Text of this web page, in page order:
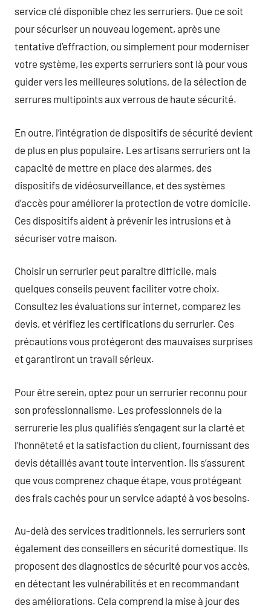
service clé disponible chez les serruriers. Que ce soit
pour sécuriser un nouveau logement, après une
tentative d’effraction, ou simplement pour moderniser
votre système, les experts serruriers sont là pour vous
guider vers les meilleures solutions, de la sélection de
serrures multipoints aux verrous de haute sécurité.
En outre, l’intégration de dispositifs de sécurité devient
de plus en plus populaire. Les artisans serruriers ont la
capacité de mettre en place des alarmes, des
dispositifs de vidéosurveillance, et des systèmes
d’accès pour améliorer la protection de votre domicile.
Ces dispositifs aident à prévenir les intrusions et à
sécuriser votre maison.
Choisir un serrurier peut paraître difficile, mais
quelques conseils peuvent faciliter votre choix.
Consultez les évaluations sur internet, comparez les
devis, et vérifiez les certifications du serrurier. Ces
précautions vous protégeront des mauvaises surprises
et garantiront un travail sérieux.
Pour être serein, optez pour un serrurier reconnu pour
son professionnalisme. Les professionnels de la
serrurerie les plus qualifiés s’engagent sur la clarté et
l’honnêteté et la satisfaction du client, fournissant des
devis détaillés avant toute intervention. Ils s’assurent
que vous comprenez chaque étape, vous protégeant
des frais cachés pour un service adapté à vos besoins.
Au-delà des services traditionnels, les serruriers sont
également des conseillers en sécurité domestique. Ils
proposent des diagnostics de sécurité pour vos accès,
en détectant les vulnérabilités et en recommandant
des améliorations. Cela comprend la mise à jour des